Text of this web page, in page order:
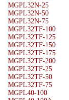
MGPL32N-25
MGPL32N-50
MGPL32N-75
MGPL32TF-100
MGPL32TF-125
MGPL32TF-150
MGPL32TF-175
MGPL32TF-200
MGPL32TF-25
MGPL32TF-50
MGPL32TF-75
MGPL40-100